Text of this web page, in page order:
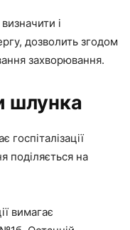
і
дозволить згодом
захворювання.
шлунка
поділяється на
вимагає